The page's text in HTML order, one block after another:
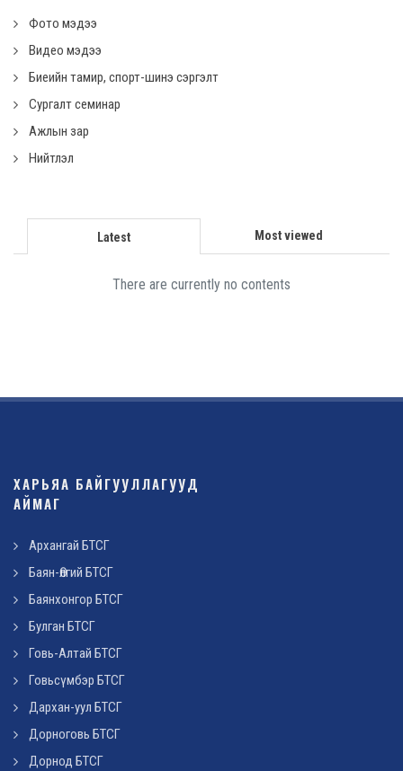
Фото мэдээ
Видео мэдээ
Биеийн тамир, спорт-шинэ сэргэлт
Сургалт семинар
Ажлын зар
Нийтлэл
Latest Most viewed
There are currently no contents
ХАРЬЯА БАЙГУУЛЛАГУУД
АЙМАГ
Архангай БТСГ
Баян-Өлгий БТСГ
Баянхонгор БТСГ
Булган БТСГ
Говь-Алтай БТСГ
Говьсүмбэр БТСГ
Дархан-уул БТСГ
Дорноговь БТСГ
Дорнод БТСГ